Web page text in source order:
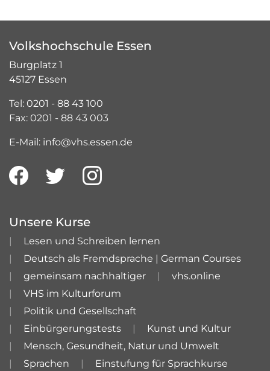
Volkshochschule Essen
Burgplatz 1
45127 Essen
Tel: 0201 - 88 43 100
Fax: 0201 - 88 43 003
E-Mail: info@vhs.essen.de
Unsere Kurse
Lesen und Schreiben lernen
Deutsch als Fremdsprache | German Courses
gemeinsam nachhaltiger
vhs.online
VHS im Kulturforum
Politik und Gesellschaft
Einbürgerungstests
Kunst und Kultur
Mensch, Gesundheit, Natur und Umwelt
Sprachen
Einstufung für Sprachkurse